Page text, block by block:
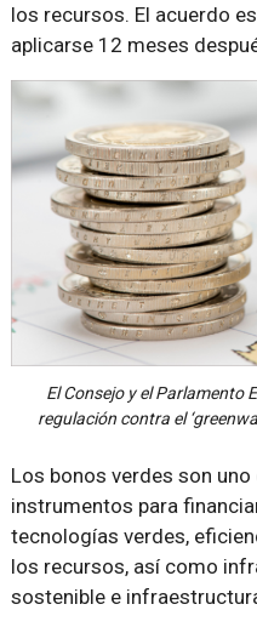
los recursos. El acuerdo
aplicarse 12 meses
El Consejo y el Parlamento
regulación contra el
Los bonos verdes son
instrumentos para
tecnologías verdes,
los recursos, así como
sostenible e